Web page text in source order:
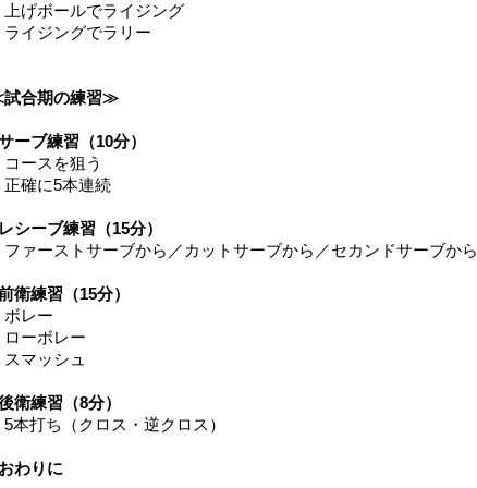
上げボールでライジング
ライジングでラリー
合期の練習≫
ーブ練習（10分）
コースを狙う
正確に5本連続
シーブ練習（15分）
ファーストサーブから／カットサーブから／セカンドサーブから
衛練習（15分）
ボレー
ローボレー
スマッシュ
衛練習（8分）
5本打ち（クロス・逆クロス）
わりに